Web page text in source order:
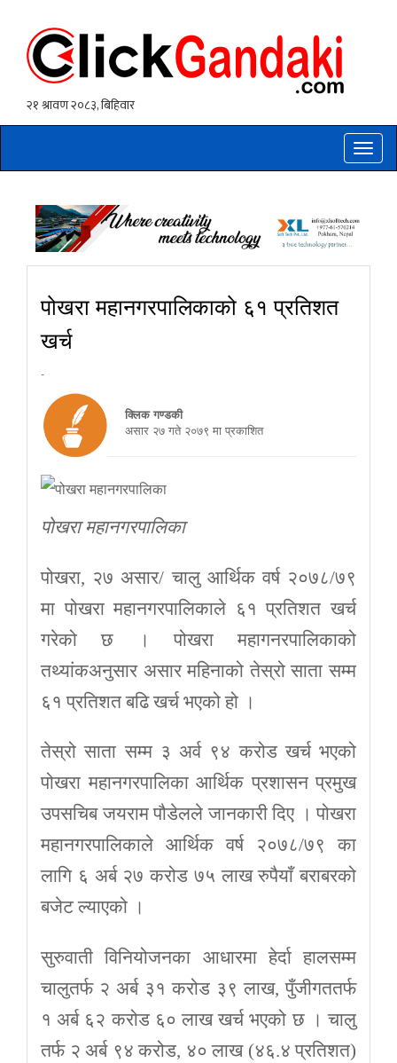
Toggle
पोखरा महानगरपालिकाको ६१ प्रतिशत
खर्च
-
क्लिक गण्डकी
असार २७ गते २०७९ मा प्रकाशित
पोखरा महानगरपालिका
पोखरा, २७ असार/ चालु आर्थिक वर्ष २०७८/७९
मा पोखरा महानगरपालिकाले ६१ प्रतिशत खर्च
गरेको छ । पोखरा महागनरपालिकाको
तथ्यांकअनुसार असार महिनाको तेस्रो साता सम्म
६१ प्रतिशत बढि खर्च भएको हो ।
तेस्रो साता सम्म ३ अर्व ९४ करोड खर्च भएको
पोखरा महानगरपालिका आर्थिक प्रशासन प्रमुख
उपसचिब जयराम पौडेलले जानकारी दिए । पोखरा
महानगरपालिकाले आर्थिक वर्ष २०७८/७९ का
लागि ६ अर्ब २७ करोड ७५ लाख रुपैयाँ बराबरको
बजेट ल्याएको ।
सुरुवाती विनियोजनका आधारमा हेर्दा हालसम्म
चालुतर्फ २ अर्ब ३१ करोड ३९ लाख, पुँजीगततर्फ
१ अर्ब ६२ करोड ६० लाख खर्च भएको छ । चालु
तर्फ २ अर्ब ९४ करोड, ४० लाख (४६.४ प्रतिशत)